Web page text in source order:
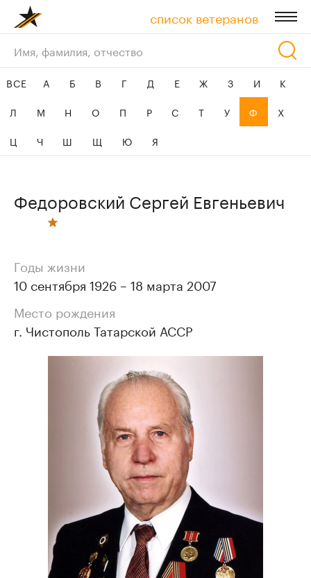
список ветеранов
ресурсы
ВСЕ А Б В Г Д Е Ж З И
К
Л
М Н О П Р С Т У Ф
Х
Ц
Ч Ш Щ Ю Я
Федоровский Сергей Евгеньевич
Годы жизни
10 сентября 1926 – 18 марта 2007
Место рождения
г. Чистополь Татарской АССР